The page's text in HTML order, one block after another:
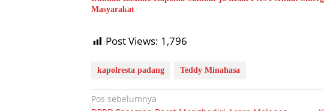
Masyarakat
Post Views: 1,796
kapolresta padang Teddy Minahasa
Navigasi
Pos sebelumnya